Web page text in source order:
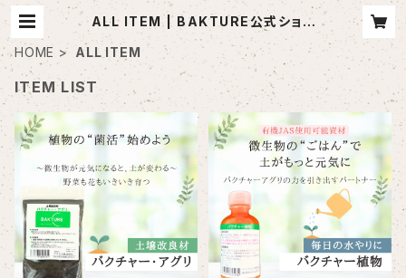
ALL ITEM | BAKTURE公式ショッ
プ
HOME
ALL ITEM
ITEM LIST